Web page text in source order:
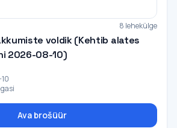
8 lehekülge
voldik (Kehtib alates
2026-08-10)
Ava brošüür